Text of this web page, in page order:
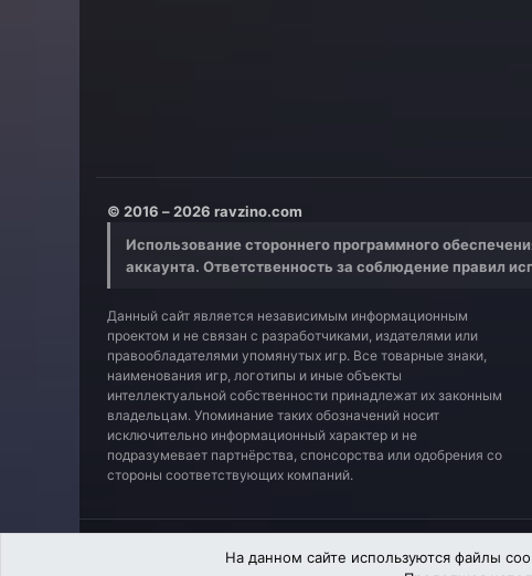
© 2016 – 2026 ravzino.com
Использование стороннего программного
аккаунта. Ответственность за соблюдение правил
Данный сайт является независимым информационным
проектом и не связан с разработчиками, издателями или
правообладателями упомянутых игр. Все товарные знаки,
наименования игр, логотипы и иные объекты
интеллектуальной собственности принадлежат их законным
владельцам. Упоминание таких обозначений носит
исключительно информационный характер и не
подразумевает партнёрства, спонсорства или одобрения со
стороны соответствующих компаний.
Russian (RU)На данном сайте используются файлы